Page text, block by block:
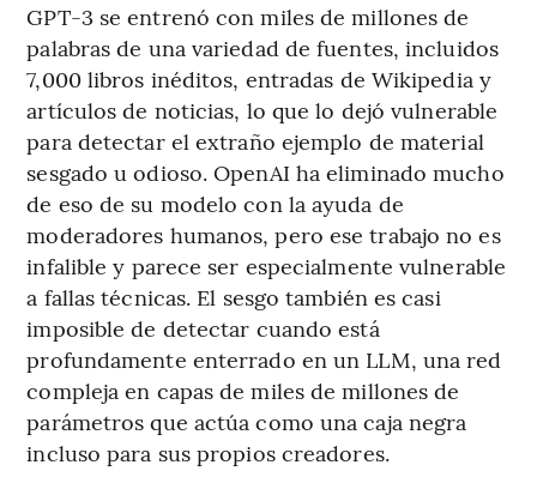
GPT-3 se entrenó con miles de millones de
palabras de una variedad de fuentes, incluidos
7,000 libros inéditos, entradas de Wikipedia y
artículos de noticias, lo que lo dejó vulnerable
para detectar el extraño ejemplo de material
sesgado u odioso. OpenAI ha eliminado mucho
de eso de su modelo con la ayuda de
moderadores humanos, pero ese trabajo no es
infalible y parece ser especialmente vulnerable
a fallas técnicas. El sesgo también es casi
imposible de detectar cuando está
profundamente enterrado en un LLM, una red
compleja en capas de miles de millones de
parámetros que actúa como una caja negra
incluso para sus propios creadores.